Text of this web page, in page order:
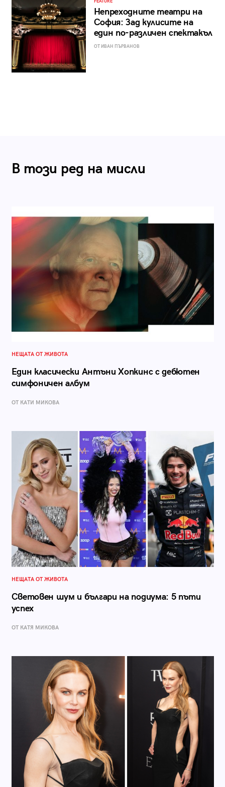
Непреходните театри на
София: Зад кулисите на
един по-различен спектакъл
ОТ ИВАН ПЪРВАНОВ
В този ред на мисли
НЕЩАТА ОТ ЖИВОТА
Един класически Антъни Хопкинс с дебютен
симфоничен албум
ОТ КАТИ МИКОВА
НЕЩАТА ОТ ЖИВОТА
Световен шум и българи на подиума: 5 пъти
успех
ОТ КАТЯ МИКОВА